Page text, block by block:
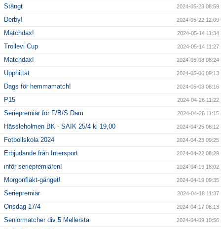
Stängt 2024-05-23 08:59
Derby! 2024-05-22 12:09
Matchdax! 2024-05-14 11:34
Trollevi Cup 2024-05-14 11:27
Matchdax! 2024-05-08 08:24
Upphittat 2024-05-06 09:13
Dags för hemmamatch! 2024-05-03 08:16
P15 2024-04-26 11:22
Seriepremiär för F/B/S Dam 2024-04-26 11:15
Hässleholmen BK - SAIK 25/4 kl 19,00 2024-04-25 08:12
Fotbollskola 2024 2024-04-23 09:25
Erbjudande från Intersport 2024-04-22 08:29
inför seriepremiären! 2024-04-19 18:02
Morgonfläkt-gänget! 2024-04-19 09:35
Seriepremiär 2024-04-18 11:37
Onsdag 17/4 2024-04-17 08:13
Seniormatcher div 5 Mellersta 2024-04-09 10:56